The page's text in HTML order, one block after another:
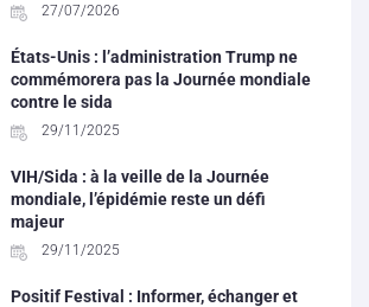
27/07/2026
États-Unis : l’administration Trump ne
commémorera pas la Journée mondiale
contre le sida
29/11/2025
VIH/Sida : à la veille de la Journée
mondiale, l’épidémie reste un défi
majeur
29/11/2025
Positif Festival : Informer, échanger et